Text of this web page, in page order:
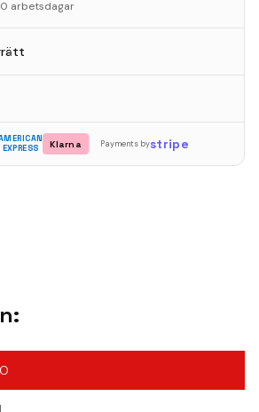
arbetsdagar
EXPRESS
Klarna Payments bystripe